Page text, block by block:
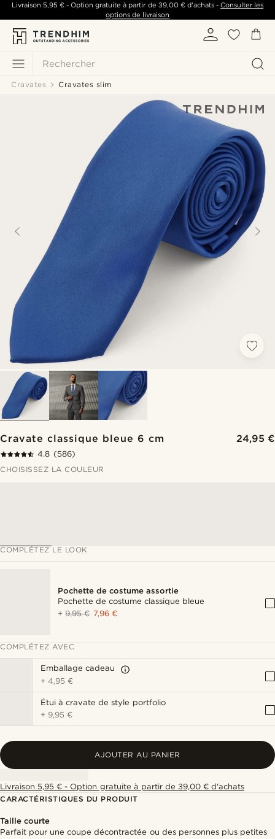
Rechercher
Livraison 5,95 €- Option gratuite à partir de 39,00 €d'achats -Consulter les
options de livraison
Cravates Cravates slim
Cravate classique bleue 6 cm 24,95 €
4.8 (586)
CHOISISSEZ LA COULEUR
COMPLÉTEZ LE LOOK
Pochette de costume assortie
Pochette de costume classique bleue
+9,95 € 7,96 €
COMPLÉTEZ AVEC
Emballage cadeau
+4,95 €
Étui à cravate de style portfolio
+ 9,95 €
AJOUTER AU PANIER
Livraison 5,95 € - Option gratuite à partir de 39,00 € d'achats
CARACTÉRISTIQUES DU PRODUIT
Taille courte
Parfait pour une coupe décontractée ou des personnes plus petites